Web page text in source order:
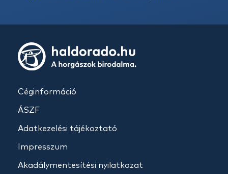
Céginformáció
ÁSZF
Adatkezelési tájékoztató
Impresszum
Akadálymentesítési nyilatkozat